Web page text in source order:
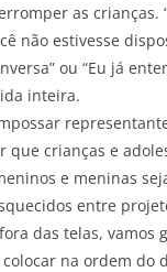
as crianças.
não estivesse
ou “Eu já
inteira.
crianças e
e meninas
entre
das telas,
na ordem